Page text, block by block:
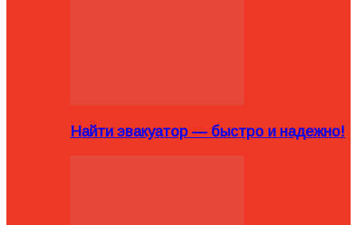
Найти эвакуатор — быстро и надежно!